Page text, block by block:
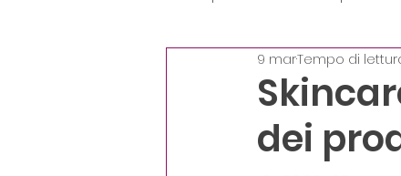
Informativi Estetici
Unica di Corsiamo
dei
9 marTempo di